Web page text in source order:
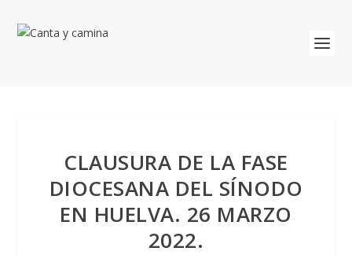
CLAUSURA DE LA FASE
DIOCESANA DEL SÍNODO
EN HUELVA. 26 MARZO
2022.